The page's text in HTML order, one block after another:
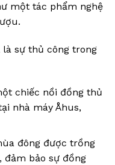
một tác phẩm nghệ
sự thủ công trong
chiếc nồi đồng thủ
nhà máy Åhus,
đông được trồng
bảo sự đồng